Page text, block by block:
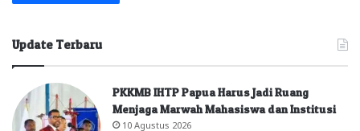
Update Terbaru
PKKMB IHTP Papua Harus Jadi Ruang
Menjaga Marwah Mahasiswa dan Institusi
10 Agustus 2026